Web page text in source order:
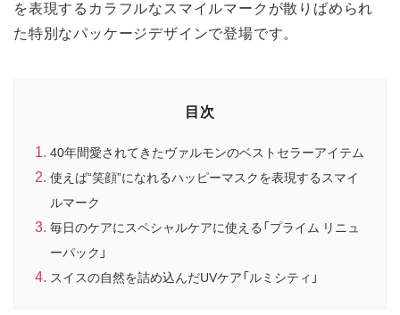
を表現するカラフルなスマイルマークが散りばめられ
た特別なパッケージデザインで登場です。
目次
40年間愛されてきたヴァルモンのベストセラーアイテム
使えば“笑顔”になれるハッピーマスクを表現するスマイ
ルマーク
毎日のケアにスペシャルケアに使える「プライム リニュ
ーパック」
スイスの自然を詰め込んだUVケア「ルミシティ」